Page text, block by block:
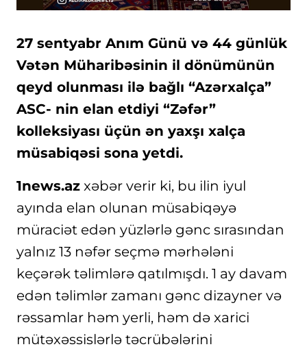
27 sentyabr Anım Günü və 44 günlük
Vətən Müharibəsinin il dönümünün
qeyd olunması ilə bağlı “Azərxalça”
ASC- nin elan etdiyi “Zəfər”
kolleksiyası üçün ən yaxşı xalça
müsabiqəsi sona yetdi.
1news.az xəbər verir ki, bu ilin iyul
ayında elan olunan müsabiqəyə
müraciət edən yüzlərlə gənc sırasından
yalnız 13 nəfər seçmə mərhələni
keçərək təlimlərə qatılmışdı. 1 ay davam
edən təlimlər zamanı gənc dizayner və
rəssamlar həm yerli, həm də xarici
mütəxəssislərlə təcrübələrini